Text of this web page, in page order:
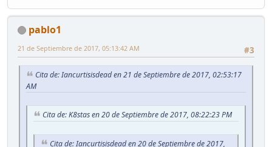
pablo1
#3
21 de Septiembre de 2017, 05:13:42 AM
Cita de: Iancurtisisdead en 21 de Septiembre de 2017, 02:53:17
AM
Cita de: K8stas en 20 de Septiembre de 2017, 08:22:23 PM
Cita de: Iancurtisisdead en 20 de Septiembre de 2017,